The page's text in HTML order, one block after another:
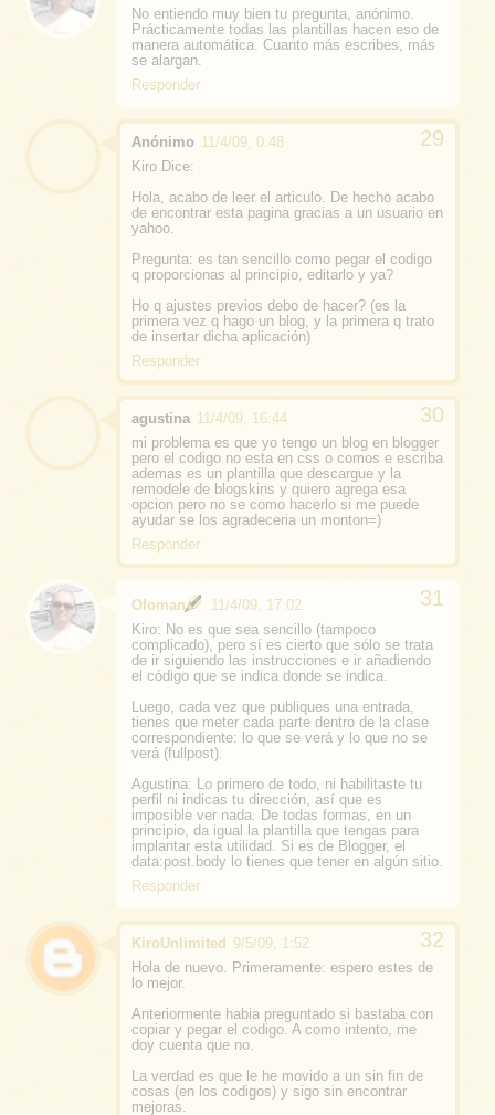
No entiendo muy bien tu pregunta, anónimo.
Prácticamente todas las plantillas hacen eso de
manera automática. Cuanto más escribes, más
se alargan.
Responder
Anónimo 11/4/09, 0:48
Kiro Dice:
Hola, acabo de leer el articulo. De hecho acabo
de encontrar esta pagina gracias a un usuario en
yahoo.
Pregunta: es tan sencillo como pegar el codigo
q proporcionas al principio, editarlo y ya?
Ho q ajustes previos debo de hacer? (es la
primera vez q hago un blog, y la primera q trato
de insertar dicha aplicación)
Responder
agustina 11/4/09, 16:44
mi problema es que yo tengo un blog en blogger
pero el codigo no esta en css o comos e escriba
ademas es un plantilla que descargue y la
remodele de blogskins y quiero agrega esa
opcion pero no se como hacerlo si me puede
ayudar se los agradeceria un monton=)
Responder
Oloman
11/4/09, 17:02
Kiro: No es que sea sencillo (tampoco
complicado), pero sí es cierto que sólo se trata
de ir siguiendo las instrucciones e ir añadiendo
el código que se indica donde se indica.
Luego, cada vez que publiques una entrada,
tienes que meter cada parte dentro de la clase
correspondiente: lo que se verá y lo que no se
verá (fullpost).
Agustina: Lo primero de todo, ni habilitaste tu
perfil ni indicas tu dirección, así que es
imposible ver nada. De todas formas, en un
principio, da igual la plantilla que tengas para
implantar esta utilidad. Si es de Blogger, el
data:post.body lo tienes que tener en algún sitio.
Responder
KiroUnlimited
9/5/09, 1:52
Hola de nuevo. Primeramente: espero estes de
lo mejor.
Anteriormente habia preguntado si bastaba con
copiar y pegar el codigo. A como intento, me
doy cuenta que no.
La verdad es que le he movido a un sin fin de
cosas (en los codigos) y sigo sin encontrar
mejoras.